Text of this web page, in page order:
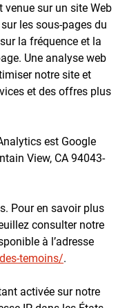
venue sur un site Web
les sous-pages du
la fréquence et la
Une analyse web
notre site et
et des offres plus
est Google
View, CA 94043-
Pour en savoir plus
consulter notre
à l’adresse
temoins/.
activée sur notre